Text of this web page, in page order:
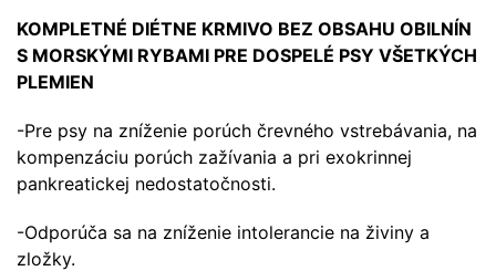
KOMPLETNÉ DIÉTNE KRMIVO BEZ OBSAHU OBILNÍN
S MORSKÝMI RYBAMI PRE DOSPELÉ PSY VŠETKÝCH
PLEMIEN
-Pre psy na zníženie porúch črevného vstrebávania, na
kompenzáciu porúch zažívania a pri exokrinnej
pankreatickej nedostatočnosti.
-Odporúča sa na zníženie intolerancie na živiny a
zložky.